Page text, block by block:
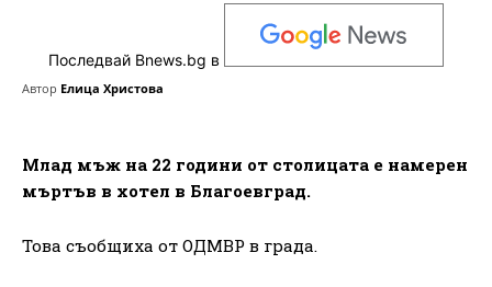
Последвай Bnews.bg в
Автор Елица Христова
Млад мъж на 22 години от столицата е намерен
мъртъв в хотел в Благоевград.
Това съобщиха от ОДМВР в града.